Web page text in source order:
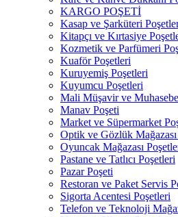
KARGO POŞETİ
Kasap ve Şarküteri
Kitapçı ve Kırtasiye
Kozmetik ve Parfümeri
Kuaför Poşetleri
Kuruyemiş Poşetleri
Kuyumcu Poşetleri
Mali Müşavir ve
Manav Poşeti
Market ve Süpermarket
Optik ve Gözlük
Oyuncak Mağazası
Pastane ve Tatlıcı Poşetleri
Pazar Poşeti
Restoran ve Paket Servis
Sigorta Acentesi Poşetleri
Telefon ve Teknoloji